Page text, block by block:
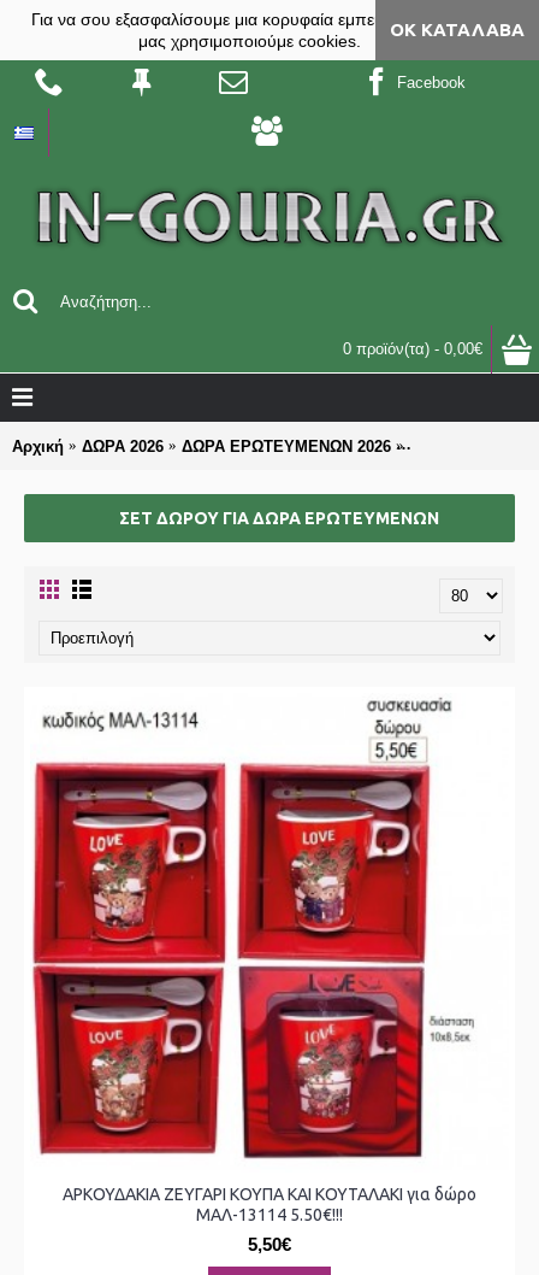
Για να σου εξασφαλίσουμε μια κορυφαία εμπειρία, στο site
μας χρησιμοποιούμε cookies.
ΟΚ ΚΑΤΆΛΑΒΑ
Facebook
0 προϊόν(τα) - 0,00€
Αρχική ΔΩΡΑ 2026 ΔΩΡΑ ΕΡΩΤΕΥΜΕΝΩΝ 2026 ΣΕΤ ΔΩΡΟΥ για
ΣΕΤ ΔΩΡΟΥ ΓΙΑ ΔΏΡΑ ΕΡΩΤΕΥΜΈΝΩΝ
ΑΡΚΟΥΔΑΚΙΑ ΖΕΥΓΑΡΙ ΚΟΥΠΑ ΚΑΙ ΚΟΥΤΑΛΑΚΙ για δώρο
ΜΑΛ-13114 5.50€!!!
5,50€